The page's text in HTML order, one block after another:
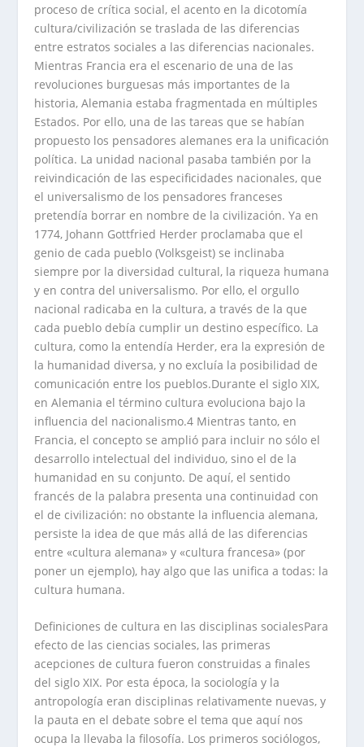
proceso de crítica social, el acento en la dicotomía
cultura/civilización se traslada de las diferencias
entre estratos sociales a las diferencias nacionales.
Mientras Francia era el escenario de una de las
revoluciones burguesas más importantes de la
historia, Alemania estaba fragmentada en múltiples
Estados. Por ello, una de las tareas que se habían
propuesto los pensadores alemanes era la unificación
política. La unidad nacional pasaba también por la
reivindicación de las especificidades nacionales, que
el universalismo de los pensadores franceses
pretendía borrar en nombre de la civilización. Ya en
1774, Johann Gottfried Herder proclamaba que el
genio de cada pueblo (Volksgeist) se inclinaba
siempre por la diversidad cultural, la riqueza humana
y en contra del universalismo. Por ello, el orgullo
nacional radicaba en la cultura, a través de la que
cada pueblo debía cumplir un destino específico. La
cultura, como la entendía Herder, era la expresión de
la humanidad diversa, y no excluía la posibilidad de
comunicación entre los pueblos.Durante el siglo XIX,
en Alemania el término cultura evoluciona bajo la
influencia del nacionalismo.4 Mientras tanto, en
Francia, el concepto se amplió para incluir no sólo el
desarrollo intelectual del individuo, sino el de la
humanidad en su conjunto. De aquí, el sentido
francés de la palabra presenta una continuidad con
el de civilización: no obstante la influencia alemana,
persiste la idea de que más allá de las diferencias
entre «cultura alemana» y «cultura francesa» (por
poner un ejemplo), hay algo que las unifica a todas: la
cultura humana.
Definiciones de cultura en las disciplinas socialesPara
efecto de las ciencias sociales, las primeras
acepciones de cultura fueron construidas a finales
del siglo XIX. Por esta época, la sociología y la
antropología eran disciplinas relativamente nuevas, y
la pauta en el debate sobre el tema que aquí nos
ocupa la llevaba la filosofía. Los primeros sociólogos,